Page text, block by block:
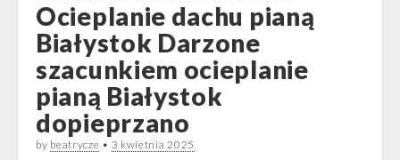
Ocieplanie dachu pianą
Białystok Darzone
szacunkiem ocieplanie
pianą Białystok
dopieprzano
by beatrycze • 3 kwietnia 2025